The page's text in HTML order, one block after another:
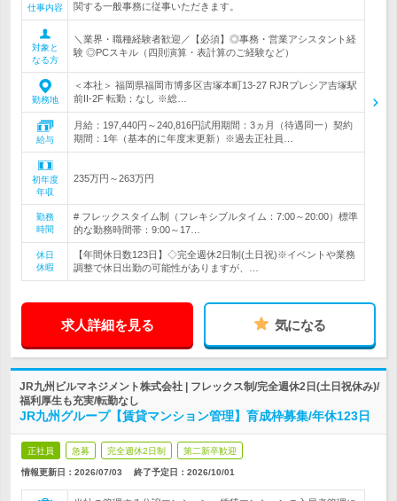
仕事内容
関する一般事務に従事いただきます。
対象と
なる方
＼業界・職種経験者歓迎／【必須】◎事務・営業アシスタント経
験 ◎PCスキル（四則演算・表計算のご経験など）
勤務地
＜本社＞ 福岡県福岡市博多区吉塚本町13-27 RJRプレシア吉塚駅
前II-2F 転勤：なし ※総…
給与
月給：197,440円～240,816円試用期間：3ヵ月（待遇同一）契約
期間：1年（基本的に年度末更新）※過去正社員…
初年度
年収
235万円～263万円
勤務
時間
# フレックスタイム制（フレキシブルタイム：7:00～20:00）標準
的な勤務時間帯：9:00～17…
休日
休暇
【年間休日数123日】◇完全週休2日制(土日祝)※イベントや業務
調整で休日出勤の可能性がありますが、…
求人詳細を見る 気になる
JR九州ビルマネジメント株式会社 | フレックス制/完全週休2日(土日祝休み)/
福利厚生も充実/転勤なし
JR九州グループ【賃貸マンション管理】育成枠募集/年休123日
正社員 急募 完全週休2日制 第二新卒歓迎
情報更新日：2026/07/03 終了予定日： 2026/10/01